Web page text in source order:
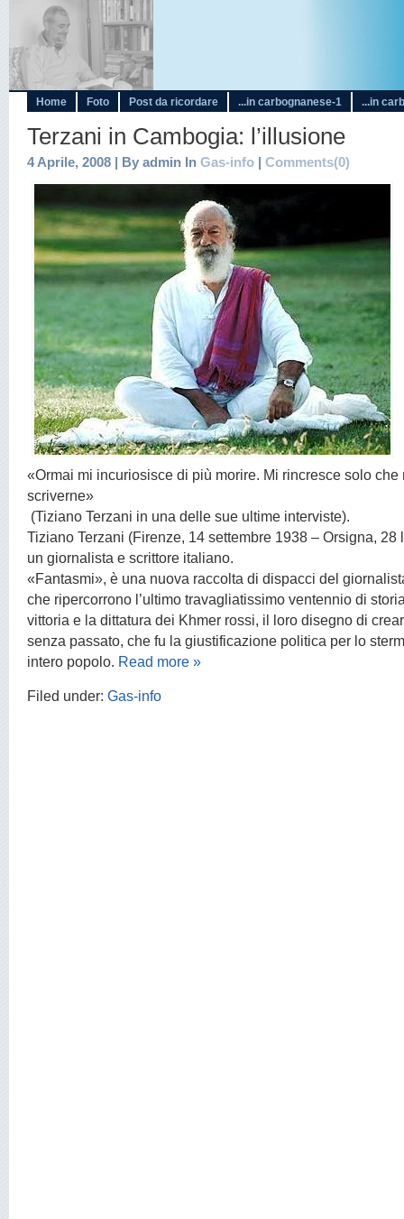
Home Foto Post da ricordare ...in carbognanese-1 ...in
Terzani in Cambogia: l’illusione
4 Aprile, 2008 | By admin In Gas-info | Comments(0)
«Ormai mi incuriosisce di più morire. Mi rincresce solo che
scriverne»
(Tiziano Terzani in una delle sue ultime interviste).
Tiziano Terzani (Firenze, 14 settembre 1938 – Orsigna, 28
un giornalista e scrittore italiano.
«Fantasmi», è una nuova raccolta di dispacci del
che ripercorrono l’ultimo travagliatissimo ventennio di
vittoria e la dittatura dei Khmer rossi, il loro disegno di
senza passato, che fu la giustificazione politica per lo
intero popolo. Read more »
Filed under: Gas-info